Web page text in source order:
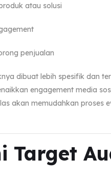
atau solusi
penjualan
dibuat lebih spesifik dan
engagement media
akan memudahkan proses
Target